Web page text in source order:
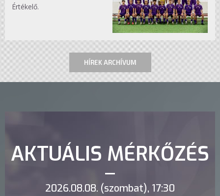
Értékelő.
HÍREK ARCHÍVUM
AKTUÁLIS MÉRKŐZÉS
2026.08.08. (szombat), 17:30